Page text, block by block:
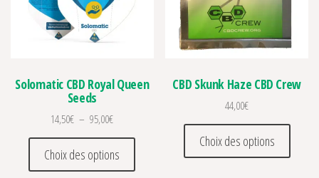
Solomatic CBD Royal Queen
Seeds
14,50€ – 95,00€Plage de prix : 14,50€ à 95,00€
Choix des options
Ce produit a plusieurs variations. Les
CBD Skunk Haze CBD Crew
44,00€
Choix des options
Ce